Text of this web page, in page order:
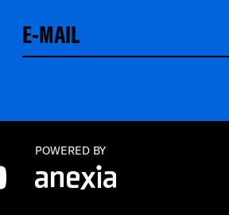
YouTube
POWERED BY